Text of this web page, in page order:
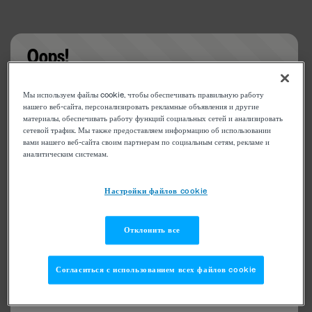
Oops!
Something went wrong. Please try refreshing the
app
Мы используем файлы cookie, чтобы обеспечивать правильную работу
нашего веб-сайта, персонализировать рекламные объявления и другие
материалы, обеспечивать работу функций социальных сетей и анализировать
сетевой трафик. Мы также предоставляем информацию об использовании
вами нашего веб-сайта своим партнерам по социальным сетям, рекламе и
аналитическим системам.
Настройки файлов cookie
Отклонить все
Согласиться с использованием всех файлов cookie